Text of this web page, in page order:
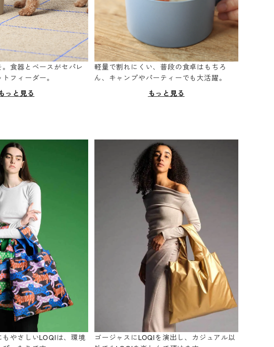
食器とベースがセパレ
フィーダー。
っと見る
軽量で割れにくい、普段の食卓はもちろ
ん、キャンプやパーティーでも大活躍。
もっと見る
もやさしいLOQIは、環境
ゴージャスにLOQIを演出し、カジュアル以